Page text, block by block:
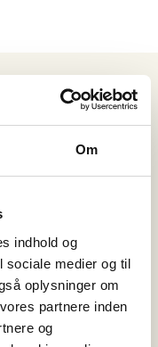
Om
indhold og
sociale medier og til
oplysninger om
partnere inden
og